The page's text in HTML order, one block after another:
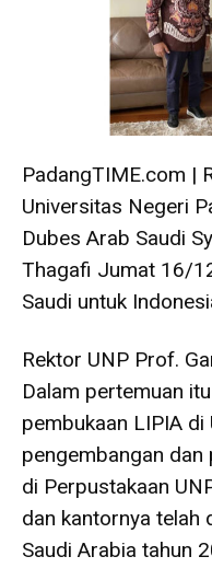
PadangTIME.com |
Universitas Negeri
Dubes Arab Saudi
Thagafi Jumat 16/
Saudi untuk
Rektor UNP Prof.
Dalam pertemuan
pembukaan LIPIA di
pengembangan dan
di Perpustakaan
dan kantornya telah
Saudi Arabia tahun